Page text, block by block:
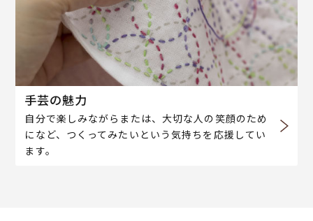
手芸の魅力
自分で楽しみながらまたは、大切な人の笑顔のため
になど、つくってみたいという気持ちを応援してい
ます。